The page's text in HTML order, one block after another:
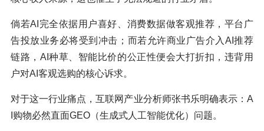
倘若AI完全依据用户喜好、消费数据做客观推荐，平台广
告投放业务必将受到冲击；而若允许商业广告介入AI推荐
链路，AI种草、智能比价的公正性便会大打折扣，违背用
户对AI客观选购的核心诉求。
对于这一行业痛点，互联网产业分析师张书乐明确表示：A
I购物必然直面GEO（生成式人工智能优化）问题。